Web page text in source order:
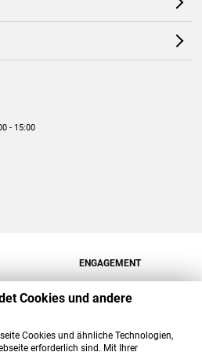
- 15:00
ENGAGEMENT
Cookies und andere
Cookies und ähnliche Technologien,
erforderlich sind. Mit Ihrer